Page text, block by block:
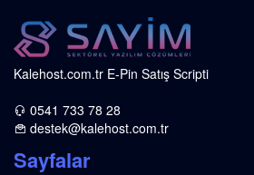
Kalehost.com.tr E-Pin Satış Scripti
0541 733 78 28
destek@kalehost.com.tr
Sayfalar